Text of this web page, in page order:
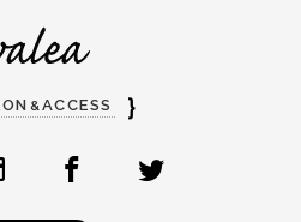
&ACCESS ｝